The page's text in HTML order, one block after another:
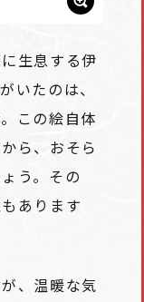
生息する伊
いたのは、
この絵自体
ら、おそら
う。その
あります
、温暖な気